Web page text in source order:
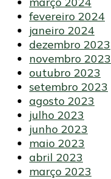
fevereiro 2024
janeiro 2024
dezembro 2023
novembro 2023
outubro 2023
setembro 2023
agosto 2023
julho 2023
junho 2023
maio 2023
abril 2023
março 2023